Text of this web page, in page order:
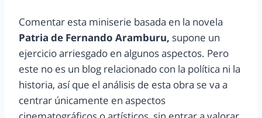
Comentar esta miniserie basada en la novela
Patria de Fernando Aramburu, supone un
ejercicio arriesgado en algunos aspectos. Pero
este no es un blog relacionado con la política ni la
historia, así que el análisis de esta obra se va a
centrar únicamente en aspectos